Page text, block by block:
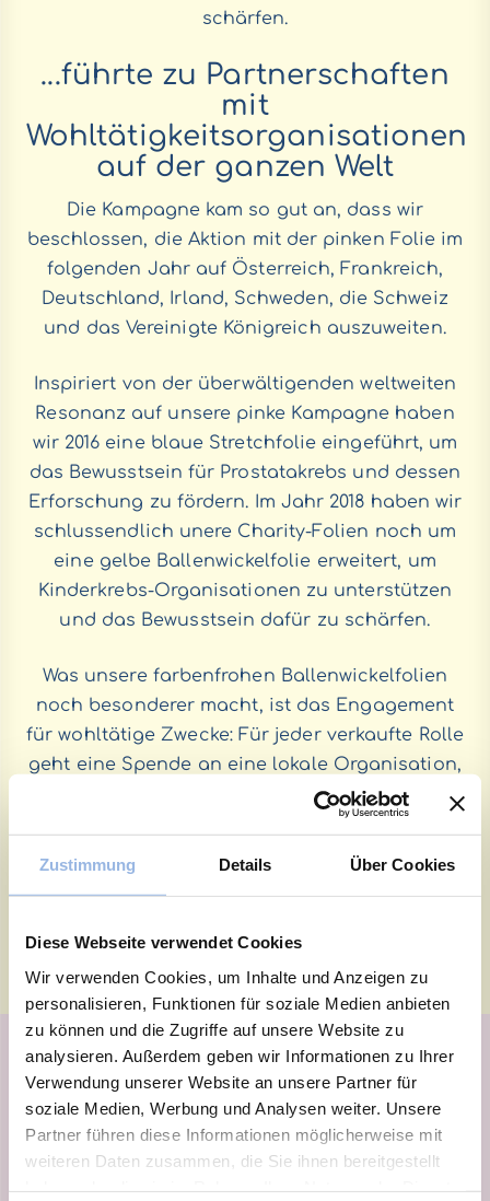
Zustimmung Details Über Cookies
Diese Webseite verwendet Cookies
Wir verwenden Cookies, um Inhalte und Anzeigen zu
personalisieren, Funktionen für soziale Medien anbieten
zu können und die Zugriffe auf unsere Website zu
analysieren. Außerdem geben wir Informationen zu Ihrer
Verwendung unserer Website an unsere Partner für
soziale Medien, Werbung und Analysen weiter. Unsere
Partner führen diese Informationen möglicherweise mit
weiteren Daten zusammen, die Sie ihnen bereitgestellt
schärfen.
...führte zu Partnerschaften
mit
Wohltätigkeitsorganisationen
auf der ganzen Welt
Die Kampagne kam so gut an, dass wir
beschlossen, die Aktion mit der pinken Folie im
folgenden Jahr auf Österreich, Frankreich,
Deutschland, Irland, Schweden, die Schweiz
und das Vereinigte Königreich auszuweiten.
Inspiriert von der überwältigenden weltweiten
Resonanz auf unsere pinke Kampagne haben
wir 2016 eine blaue Stretchfolie eingeführt, um
das Bewusstsein für Prostatakrebs und dessen
Erforschung zu fördern. Im Jahr 2018 haben wir
schlussendlich unere Charity-Folien noch um
eine gelbe Ballenwickelfolie erweitert, um
Kinderkrebs-Organisationen zu unterstützen
und das Bewusstsein dafür zu schärfen.
Was unsere farbenfrohen Ballenwickelfolien
noch besonderer macht, ist das Engagement
für wohltätige Zwecke: Für jeder verkaufte Rolle
geht eine Spende an eine lokale Organisation,
die sich der Krebsaufklärung oder -forschung
Auf die nächsten 10
Jahre!